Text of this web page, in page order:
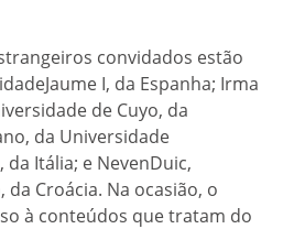
convidados estão
I, da Espanha; Irma
de Cuyo, da
da Universidade
Itália; e NevenDuic,
Croácia. Na ocasião, o
à conteúdos que tratam do